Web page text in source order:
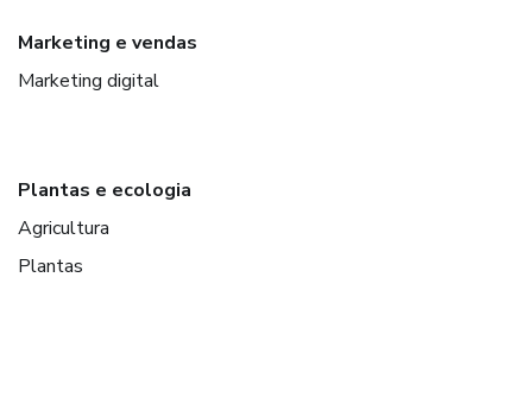
Marketing e vendas
Marketing digital
Plantas e ecologia
Agricultura
Plantas